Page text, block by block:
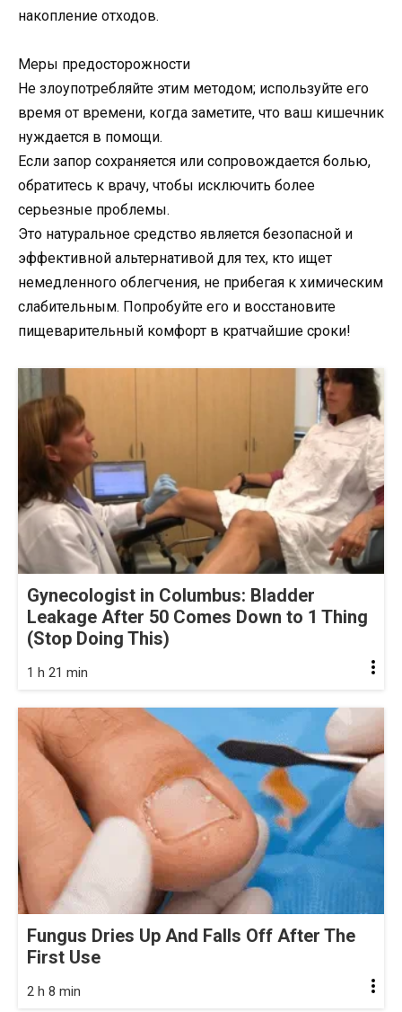
накопление отходов.
Меры предосторожности
Не злоупотребляйте этим методом; используйте его
время от времени, когда заметите, что ваш кишечник
нуждается в помощи.
Если запор сохраняется или сопровождается болью,
обратитесь к врачу, чтобы исключить более
серьезные проблемы.
Это натуральное средство является безопасной и
эффективной альтернативой для тех, кто ищет
немедленного облегчения, не прибегая к химическим
слабительным. Попробуйте его и восстановите
пищеварительный комфорт в кратчайшие сроки!
Gynecologist in Columbus: Bladder
Leakage After 50 Comes Down to 1 Thing
(Stop Doing This)
1 h 21 min
Fungus Dries Up And Falls Off After The
First Use
2 h 8 min